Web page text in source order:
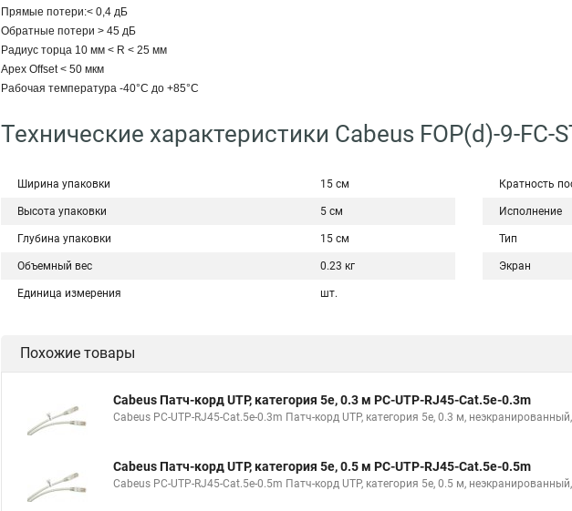
Прямые потери:< 0,4 дБ
Обратные потери > 45 дБ
Радиус торца 10 мм < R < 25 мм
Apex Offset < 50 мкм
Рабочая температура -40°C дo +85°C
Технические характеристики Cabeus FOP(d)-9-FC-
Ширина упаковки 15 см
Высота упаковки 5 см
Глубина упаковки 15 см
Объемный вес 0.23 кг
Единица измерения шт.
Кратность
Исполнение
Тип
Экран
Похожие товары
Cabeus Патч-корд UTP, категория 5e, 0.3 м PC-UTP-RJ45-Cat.5e-0.3m
Cabeus PC-UTP-RJ45-Cat.5e-0.3m Патч-корд UTP, категория 5e, 0.3 м,
Cabeus Патч-корд UTP, категория 5e, 0.5 м PC-UTP-RJ45-Cat.5e-0.5m
Cabeus PC-UTP-RJ45-Cat.5e-0.5m Патч-корд UTP, категория 5e, 0.5 м,